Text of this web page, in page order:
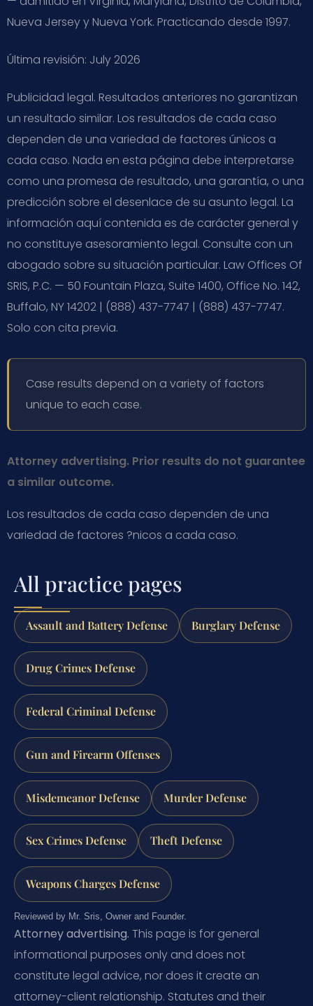
Nueva Jersey y Nueva York. Practicando desde 1997.
Última revisión: July 2026
Publicidad legal. Resultados anteriores no garantizan
un resultado similar. Los resultados de cada caso
dependen de una variedad de factores únicos a
cada caso. Nada en esta página debe interpretarse
como una promesa de resultado, una garantía, o una
predicción sobre el desenlace de su asunto legal. La
información aquí contenida es de carácter general y
no constituye asesoramiento legal. Consulte con un
abogado sobre su situación particular. Law Offices Of
SRIS, P.C. — 50 Fountain Plaza, Suite 1400, Office No. 142,
Buffalo, NY 14202 | (888) 437-7747 | (888) 437-7747.
Solo con cita previa.
Case results depend on a variety of factors
unique to each case.
Attorney advertising. Prior results do not guarantee
a similar outcome.
Los resultados de cada caso dependen de una
variedad de factores ?nicos a cada caso.
All practice pages
Assault and Battery Defense Burglary Defense
Drug Crimes Defense
Federal Criminal Defense
Gun and Firearm Offenses
Misdemeanor Defense Murder Defense
Sex Crimes Defense Theft Defense
Weapons Charges Defense
Reviewed by Mr. Sris, Owner and Founder.
Attorney advertising. This page is for general
informational purposes only and does not
constitute legal advice, nor does it create an
attorney-client relationship. Statutes and their